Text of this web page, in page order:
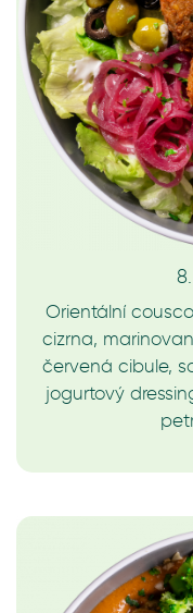
Orientální
cizrna,
červená cibule,
jogurtový